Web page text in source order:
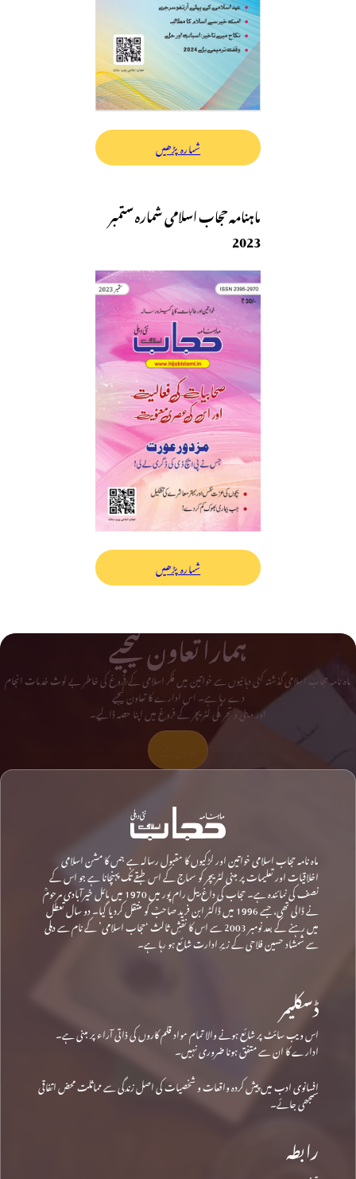
شمارہ پڑھیں
ماہنامہ حجاب اسلامی شمارہ ستمبر
2023
شمارہ پڑھیں
ہمارا تعاون کیجیے
ماہ نامہ حجاب اسلامی گذشتہ کئی دہائیوں سے خواتین میں فکر اسلامی کے فروغ کی خاطر بے لوث خدمات انجام
دے رہا ہے۔ اس ادارے کا تعاون کیجیے
اور دینی و تحریکی لٹریچر کے فروغ میں اپنا حصہ ڈالیے۔
ماہ نامہ حجاب اسلامی خواتین اور لڑکیوں کا مقبول رسالہ ہے جس کا مشن اسلامی
اخلاقیات اور تعلیمات پر مبنی لٹریچر کو سماج کے اس طبقے تک پہنچانا ہے جو اس کے
نصف کی نمائندہ ہے۔ حجاب کی داغ بیل رام پور میں 1970 میں مائل خیرآبادی مرحومؒ
نے ڈالی تھی، جسے 1996 میں ڈاکٹر ابن فرید صاحبؒ کو منتقل کردیا گیا۔ دو سال تعطل
میں رہنے کے بعد نومبر 2003 سے اس کا نقشِ ثالث ‘حجاب اسلامی’ کے نام سے دہلی
سے شمشاد حسین فلاحی کے زیرِ ادارت شائع ہو رہا ہے۔
ڈسکلیمر
اس ویب سائٹ پر شائع ہونے والا تمام مواد قلم کاروں کی ذاتی آراء پر مبنی ہے۔
ادارے کا ان سے متفق ہونا ضروری نہیں۔
افسانوی ادب میں پیش کردہ واقعات و شخصیات کی اصل زندگی سے مماثلت محض اتفاقی
سمجھی جائے۔
رابطہ